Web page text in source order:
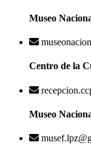
Museo
Centro de la
Museo